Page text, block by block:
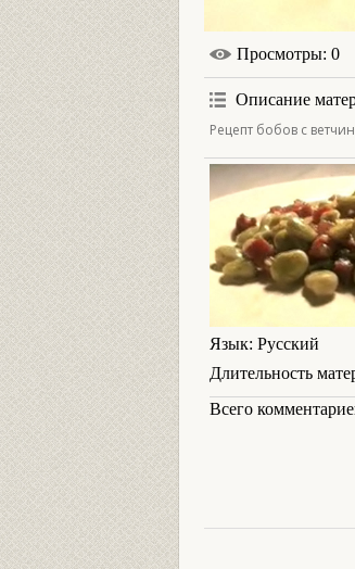
Просмотры: 0
Описание
Рецепт бобов с
Язык: Русский
Длительность
Всего